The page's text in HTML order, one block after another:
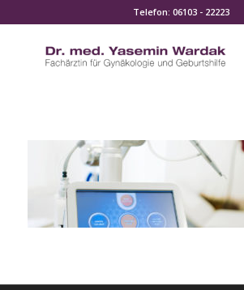
Telefon: 06103 - 22223